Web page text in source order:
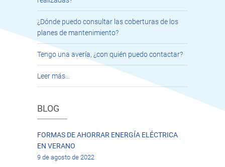
¿Dónde puedo consultar las coberturas de los
planes de mantenimiento?
Tengo una avería, ¿con quién puedo contactar?
Leer más…
BLOG
FORMAS DE AHORRAR ENERGÍA ELÉCTRICA
EN VERANO
9 de agosto de 2022